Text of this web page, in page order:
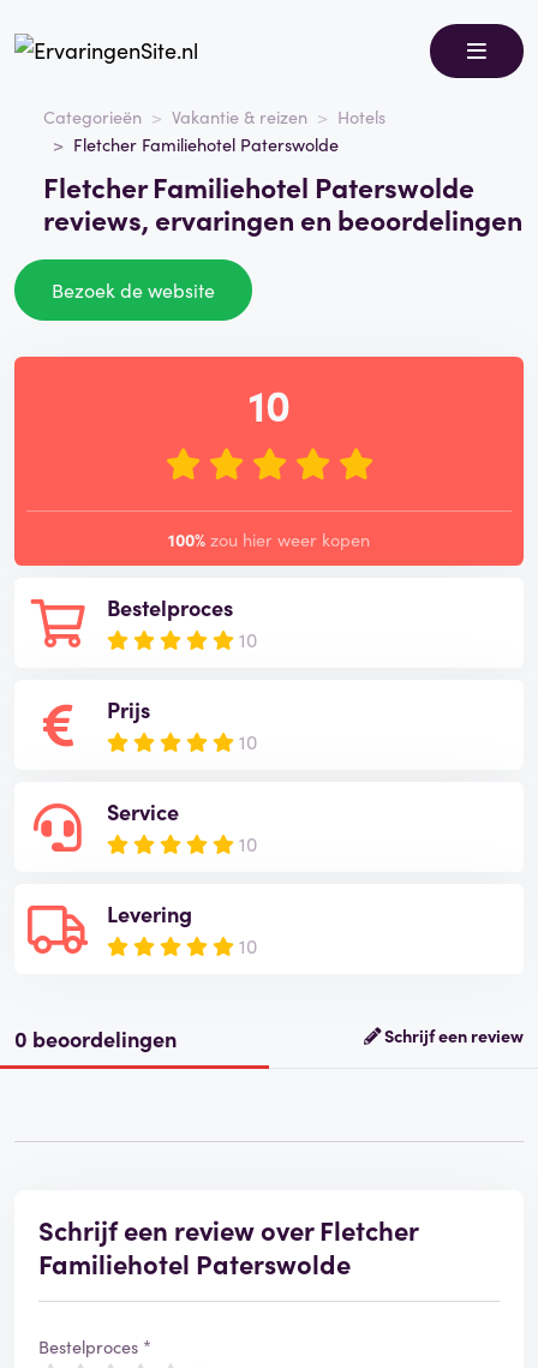
Categorieën Vakantie & reizen
Hotels
Fletcher Familiehotel Paterswolde
Fletcher Familiehotel Paterswolde
reviews, ervaringen en beoordelingen
Bezoek de website
Bestelproces
10
Prijs
10
Service
10
Levering
10
10
100% zou hier weer kopen
0 beoordelingen Schrijf een review
Schrijf een review over Fletcher
Familiehotel Paterswolde
Bestelproces *